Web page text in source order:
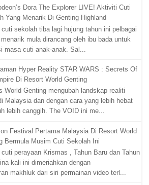
Dora The Explorer LIVE! Aktiviti Cuti
Yang Menarik Di Genting Highland
sekolah tiba lagi hujung tahun ini pelbagai
mula dirancang oleh ibu bada untuk
masa cuti anak-anak. Sal...
Hyper Reality STAR WARS : Secrets Of
Di Resort World Genting
World Genting mengubah landskap realiti
Malaysia dan dengan cara yang lebih hebat
lebih canggih. The VOID ini me...
Festival Pertama Malaysia Di Resort World
Bermula Musim Cuti Sekolah Ini
cuti perayaan Krismas , Tahun Baru dan Tahun
kali ini dimeriahkan dengan
makhluk dari siri permainan video terl...